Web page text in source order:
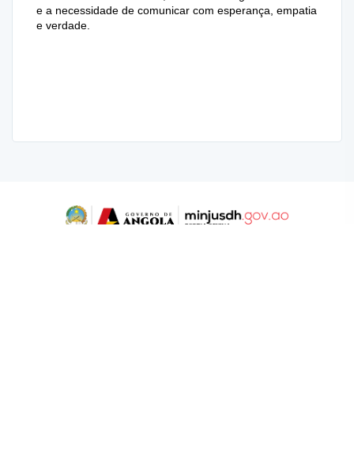
e a necessidade de comunicar com esperança, empatia
e verdade.